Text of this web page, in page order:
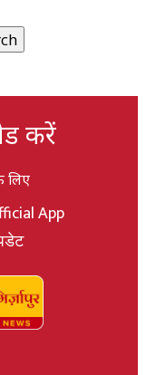
करें
लिए
App